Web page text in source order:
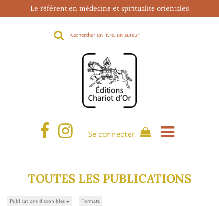
Le référent en médecine et spiritualité orientales
Rechercher
sur
site
Se connecter
TOUTES LES PUBLICATIONS
Publications disponibles Formats